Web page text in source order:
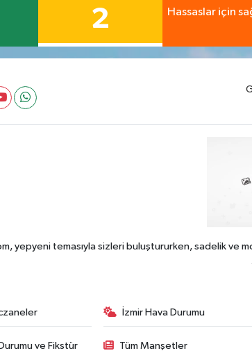
2 Hassaslar için
yepyeni temasıyla sizleri buluştururken, sadelik ve
İzmir Hava Durumu
ve Fikstür Tüm Manşetler